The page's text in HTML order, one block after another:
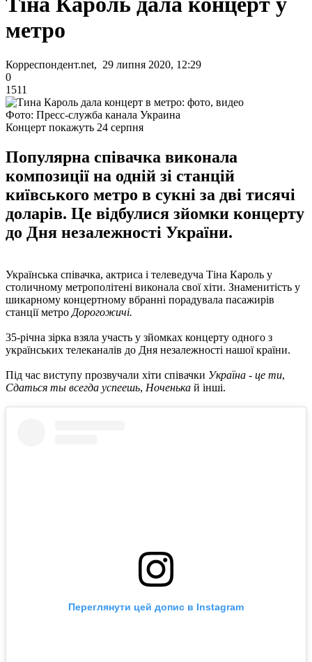
метро
Корреспондент.net, 29 липня 2020, 12:29
0
1511
Фото: Пресс-служба канала Украина
Концерт покажуть 24 серпня
Популярна співачка виконала
композиції на одній зі станцій
київського метро в сукні за дві тисячі
доларів. Це відбулися зйомки концерту
до Дня незалежності України.
Українська співачка, актриса і телеведуча Тіна Кароль у
столичному метрополітені виконала свої хіти. Знаменитість у
шикарному концертному вбранні порадувала пасажирів
станції метро Дорогожичі.
35-річна зірка взяла участь у зйомках концерту одного з
українських телеканалів до Дня незалежності нашої країни.
Під час виступу прозвучали хіти співачки Україна - це ти,
Сдаться ты всегда успеешь, Ноченька й інші.
Переглянути цей допис в Instagram